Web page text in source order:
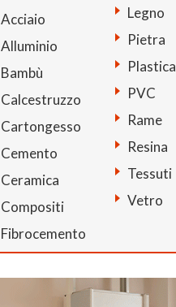
Acciaio
Alluminio
Bambù
Calcestruzzo
Cartongesso
Cemento
Ceramica
Compositi
Fibrocemento
Legno
Pietra
Plastica
PVC
Rame
Resina
Tessuti
Vetro